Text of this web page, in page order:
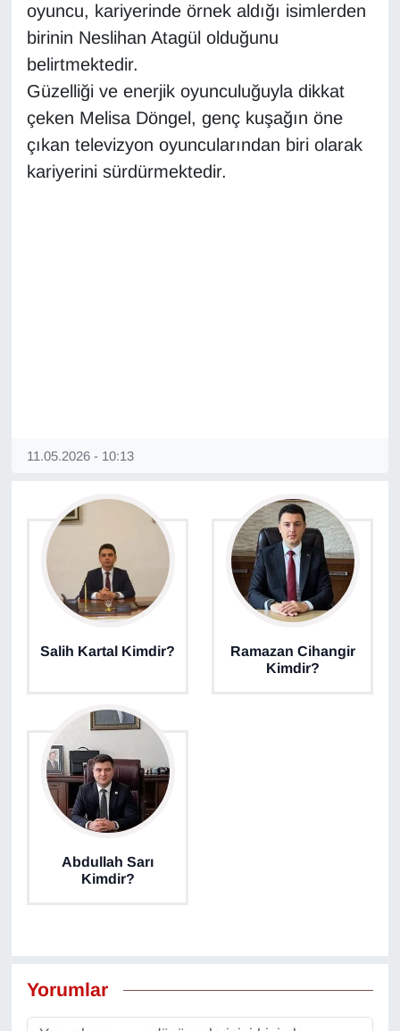
oyuncu, kariyerinde örnek aldığı isimlerden
birinin Neslihan Atagül olduğunu
belirtmektedir.
Güzelliği ve enerjik oyunculuğuyla dikkat
çeken Melisa Döngel, genç kuşağın öne
çıkan televizyon oyuncularından biri olarak
kariyerini sürdürmektedir.
11.05.2026 - 10:13
Salih Kartal Kimdir?
Ramazan Cihangir
Kimdir?
Abdullah Sarı
Kimdir?
Yorumlar
POLİTİKA
Resmi İlanlar
RÖPORTAJ
SAĞLIK
VAN'DA SPOR
Vasıta
YAŞAM
YEREL